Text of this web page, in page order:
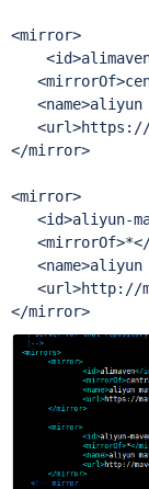
<mirror>
<name>aliyun
<url>https://
</mirror>
<mirror>
<id>aliyun-
<mirrorOf>*</
<name>aliyun
<url>http://
</mirror>